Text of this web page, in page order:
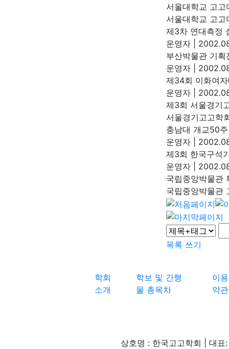
서울대학교 고
서울대학교 고
제3차 연대측정
운영자
부산박물관 기획
운영자
제34회 이화여
운영자
제3회 서울경기
서울경기고고학
충남대 개교50
운영자
제3회 한국구석
운영자
국립중앙박물관
국립중앙박물관
목록 쓰기
학회
소개
학보 및 간행
물 총목차
이용
약관
상호명 : 한국고고학회 | 대